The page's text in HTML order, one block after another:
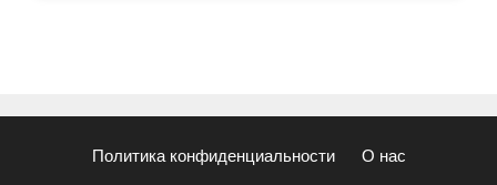
Политика конфиденциальности О нас